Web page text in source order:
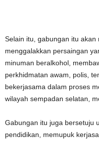
Selain itu, gabungan itu
menggalakkan persaingan
minuman beralkohol,
perkhidmatan awam, polis,
bekerjasama dalam proses
wilayah sempadan selatan,
Gabungan itu juga bersetuju
pendidikan, memupuk